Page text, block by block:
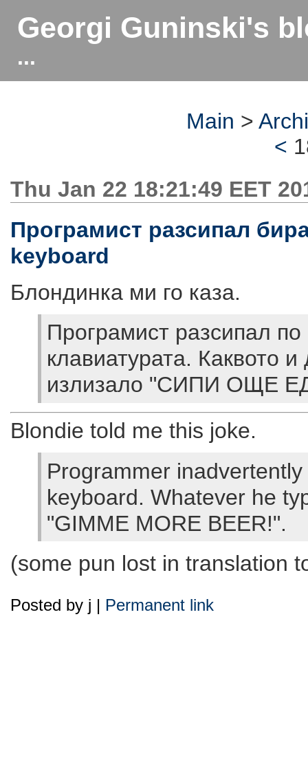
Georgi Guninski's
...
Main >
<
Thu Jan 22 18:21:49 EET
Програмист разсипал
keyboard
Блондинка ми го каза.
Програмист разсипал
клавиатурата. Каквото
излизало "СИПИ ОЩЕ
Blondie told me this joke.
Programmer
keyboard. Whatever he
"GIMME MORE BEER!".
(some pun lost in translation
Posted by j | Permanent link